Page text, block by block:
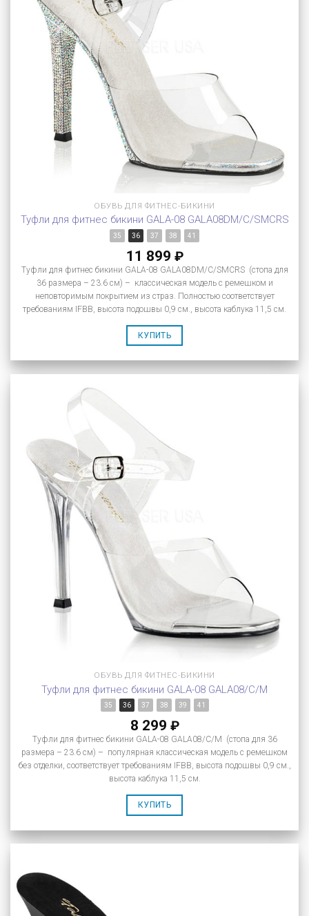
ОБУВЬ ДЛЯ ФИТНЕС-БИКИНИ
Туфли для фитнес бикини GALA-08 GALA08DM/C/SMCRS
35 36 37 38 41
11 899 ₽
Туфли для фитнес бикини GALA-08 GALA08DM/C/SMCRS (стопа для
36 размера – 23.6 см) – классическая модель с ремешком и
неповторимым покрытием из страз. Полностью соответствует
требованиям IFBB, высота подошвы 0,9 см., высота каблука 11,5 см.
КУПИТЬ
ОБУВЬ ДЛЯ ФИТНЕС-БИКИНИ
Туфли для фитнес бикини GALA-08 GALA08/C/M
35 36 37 38 39 41
8 299 ₽
Туфли для фитнес бикини GALA-08 GALA08/C/M (стопа для 36
размера – 23.6 см) – популярная классическая модель с ремешком
без отделки, соответствует требованиям IFBB, высота подошвы 0,9 см.,
высота каблука 11,5 см.
КУПИТЬ